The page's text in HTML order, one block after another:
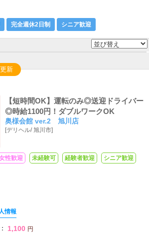
完全週休2日制 シニア歓迎
新
【短時間OK】運転のみ◎送迎ドライバー
◎時給1100円！ダブルワークOK
奥様会館 ver.2 旭川店
[デリヘル/ 旭川市]
性歓迎 未経験可 経験者歓迎
シニア歓迎
情報
: 1,100 円